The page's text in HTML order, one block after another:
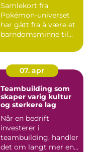
Samlekort fra
Pokémon-universet
har gått fra å være et
barndomsminne til
07. apr
Teambuilding som
skaper varig kultur
og sterkere lag
Når en bedrift
investerer i
teambuilding, handler
det om langt mer enn